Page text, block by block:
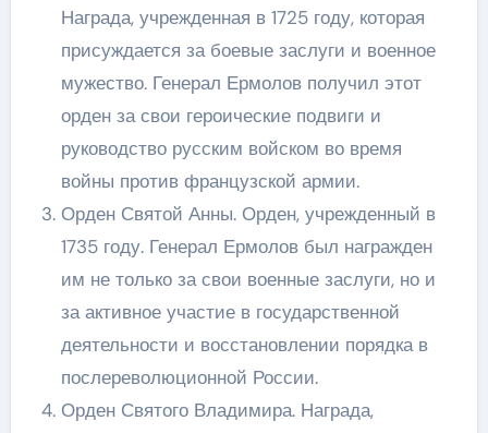
Награда, учрежденная в 1725 году, которая
присуждается за боевые заслуги и военное
мужество. Генерал Ермолов получил этот
орден за свои героические подвиги и
руководство русским войском во время
войны против французской армии.
Орден Святой Анны. Орден, учрежденный в
1735 году. Генерал Ермолов был награжден
им не только за свои военные заслуги, но и
за активное участие в государственной
деятельности и восстановлении порядка в
послереволюционной России.
Орден Святого Владимира. Награда,